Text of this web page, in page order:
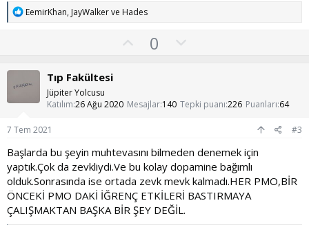
T
r
EemirKhan,JayWalkerve Hades
O0
s
o
y
l
a
Tıp Fakültesi
Jüpiter Yolcusu
Katılım 26 Ağu 2020 Mesajlar 140 Tepki puanı 226 Puanları 64
7 Tem 2021 #3
Başlarda bu şeyin muhtevasını bilmeden denemek için
yaptık.Çok da zevkliydi.Ve bu kolay dopamine bağımlı
olduk.Sonrasında ise ortada zevk mevk kalmadı.HER PMO,BİR
ÖNCEKİ PMO DAKİ İĞRENÇ ETKİLERİ BASTIRMAYA
ÇALIŞMAKTAN BAŞKA BİR ŞEY DEĞİL.